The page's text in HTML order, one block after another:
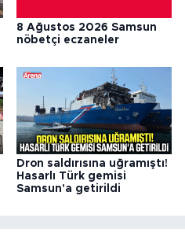
8 Ağustos 2026 Samsun
nöbetçi eczaneler
Dron saldırısına uğramıştı!
Hasarlı Türk gemisi
Samsun'a getirildi